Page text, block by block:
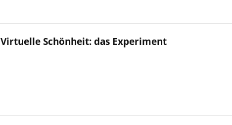
Virtuelle Schönheit: das Experiment